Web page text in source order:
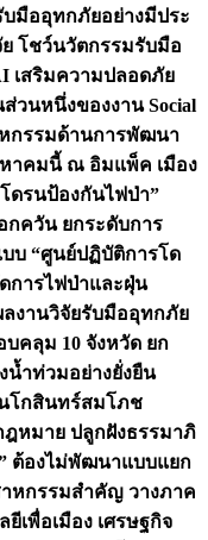
มืออุทกภัยอย่างมีประ
ย โชว์นวัตกรรมรับมือ
เสริมความปลอดภัย
วนหนึ่งของงาน Social
มหกรรมด้านการพัฒนา
หาคมนี้ ณ อิมแพ็ค เมือง
ดรนป้องกันไฟป่า”
ควัน ยกระดับการ
บ “ศูนย์ปฏิบัติการโด
การไฟป่าและฝุ่น
ลงานวิจัยรับมืออุทกภัย
คลุม 10 จังหวัด ยก
น้ำท่วมอย่างยั่งยืน
โกสินทร์สมโภช
หมาย ปลูกฝังธรรมาภิ
ต้องไม่พัฒนาแบบแยก
าหกรรมสำคัญ วางภาค
เพื่อเมือง เศรษฐกิจ